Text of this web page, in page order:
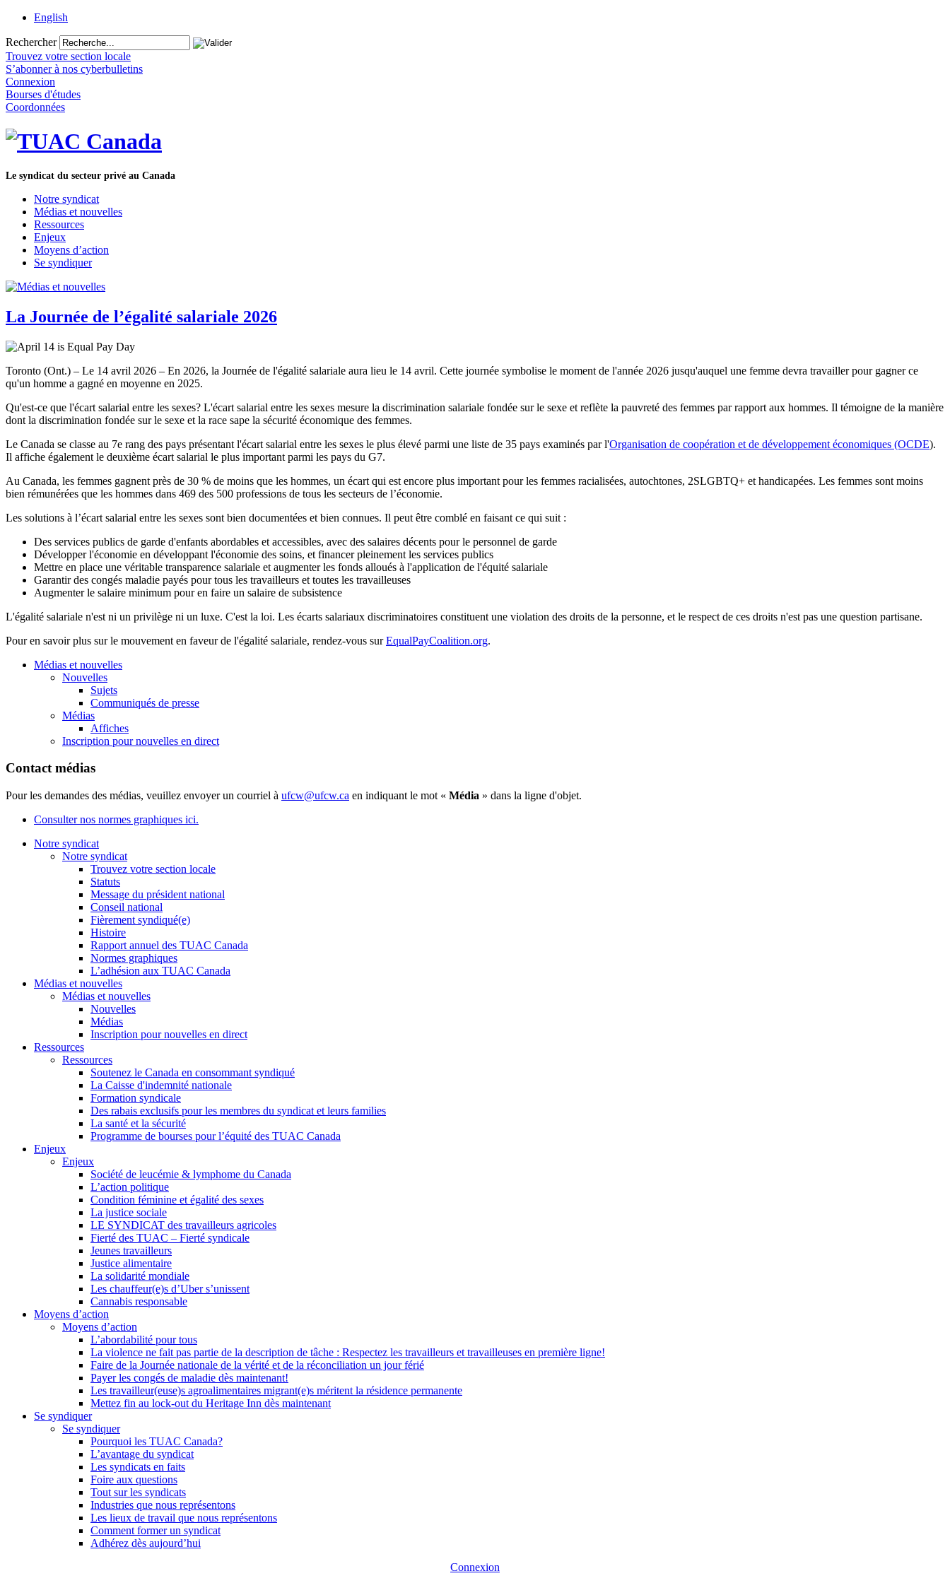
English
Rechercher
Trouvez votre section locale
S’abonner à nos cyberbulletins
Connexion
Bourses d'études
Coordonnées
Le syndicat du secteur privé au Canada
Notre syndicat
Médias et nouvelles
Ressources
Enjeux
Moyens d’action
Se syndiquer
La Journée de l’égalité salariale 2026
Toronto (Ont.) – Le 14 avril 2026 – En 2026, la Journée de l'égalité salariale aura lieu le 14 avril. Cette journée symbolise le moment de l'année 2026 jusqu'auquel une femme devra travailler pour gagner ce
qu'un homme a gagné en moyenne en 2025.
Qu'est-ce que l'écart salarial entre les sexes? L'écart salarial entre les sexes mesure la discrimination salariale fondée sur le sexe et reflète la pauvreté des femmes par rapport aux hommes. Il témoigne de la manière
dont la discrimination fondée sur le sexe et la race sape la sécurité économique des femmes.
Le Canada se classe au 7e rang des pays présentant l'écart salarial entre les sexes le plus élevé parmi une liste de 35 pays examinés par l'Organisation de coopération et de développement économiques (OCDE).
Il affiche également le deuxième écart salarial le plus important parmi les pays du G7.
Au Canada, les femmes gagnent près de 30 % de moins que les hommes, un écart qui est encore plus important pour les femmes racialisées, autochtones, 2SLGBTQ+ et handicapées. Les femmes sont moins
bien rémunérées que les hommes dans 469 des 500 professions de tous les secteurs de l’économie.
Les solutions à l’écart salarial entre les sexes sont bien documentées et bien connues. Il peut être comblé en faisant ce qui suit :
Des services publics de garde d'enfants abordables et accessibles, avec des salaires décents pour le personnel de garde
Développer l'économie en développant l'économie des soins, et financer pleinement les services publics
Mettre en place une véritable transparence salariale et augmenter les fonds alloués à l'application de l'équité salariale
Garantir des congés maladie payés pour tous les travailleurs et toutes les travailleuses
Augmenter le salaire minimum pour en faire un salaire de subsistence
L'égalité salariale n'est ni un privilège ni un luxe. C'est la loi. Les écarts salariaux discriminatoires constituent une violation des droits de la personne, et le respect de ces droits n'est pas une question partisane.
Pour en savoir plus sur le mouvement en faveur de l'égalité salariale, rendez-vous surEqualPayCoalition.org.
Médias et nouvelles
Nouvelles
Sujets
Communiqués de presse
Médias
Affiches
Inscription pour nouvelles en direct
Contact médias
Pour les demandes des médias, veuillez envoyer un courriel à ufcw@ufcw.ca en indiquant le mot « Média » dans la ligne d'objet.
Consulter nos normes graphiques ici.
Notre syndicat
Notre syndicat
Trouvez votre section locale
Statuts
Message du président national
Conseil national
Fièrement syndiqué(e)
Histoire
Rapport annuel des TUAC Canada
Normes graphiques
L’adhésion aux TUAC Canada
Médias et nouvelles
Médias et nouvelles
Nouvelles
Médias
Inscription pour nouvelles en direct
Ressources
Ressources
Soutenez le Canada en consommant syndiqué
La Caisse d'indemnité nationale
Formation syndicale
Des rabais exclusifs pour les membres du syndicat et leurs families
La santé et la sécurité
Programme de bourses pour l’équité des TUAC Canada
Enjeux
Enjeux
Société de leucémie & lymphome du Canada
L’action politique
Condition féminine et égalité des sexes
La justice sociale
LE SYNDICAT des travailleurs agricoles
Fierté des TUAC – Fierté syndicale
Jeunes travailleurs
Justice alimentaire
La solidarité mondiale
Les chauffeur(e)s d’Uber s’unissent
Cannabis responsable
Moyens d’action
Moyens d’action
L’abordabilité pour tous
La violence ne fait pas partie de la description de tâche : Respectez les travailleurs et travailleuses en première ligne!
Faire de la Journée nationale de la vérité et de la réconciliation un jour férié
Payer les congés de maladie dès maintenant!
Les travailleur(euse)s agroalimentaires migrant(e)s méritent la résidence permanente
Mettez fin au lock-out du Heritage Inn dès maintenant
Se syndiquer
Se syndiquer
Pourquoi les TUAC Canada?
L’avantage du syndicat
Les syndicats en faits
Foire aux questions
Tout sur les syndicats
Industries que nous représentons
Les lieux de travail que nous représentons
Comment former un syndicat
Adhérez dès aujourd’hui
Connexion